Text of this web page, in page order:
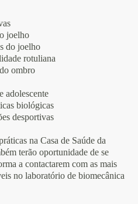
joelho
do joelho
rotuliana
ombro
adolescente
biológicas
desportivas
na Casa de Saúde da
terão oportunidade de se
a contactarem com as mais
no laboratório de biomecânica